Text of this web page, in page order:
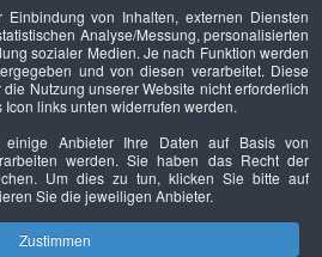
an diesem Datum
an diesem Datum
an diesem Datum
von Inhalten, externen Diensten
Analyse/Messung, personalisierten
sozialer Medien. Je nach Funktion werden
und von diesen verarbeitet. Diese
Nutzung unserer Website nicht erforderlich
links unten widerrufen werden.
Anbieter Ihre Daten auf Basis von
werden. Sie haben das Recht der
Um dies zu tun, klicken Sie bitte auf
Sie die jeweiligen Anbieter.
Zustimmen